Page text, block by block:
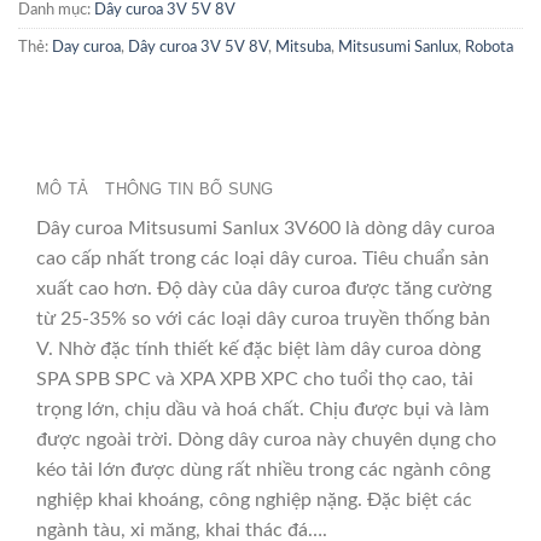
Danh mục: Dây curoa 3V 5V 8V
Thẻ: Day curoa, Dây curoa 3V 5V 8V, Mitsuba, Mitsusumi Sanlux, Robota
MÔ TẢ THÔNG TIN BỔ SUNG
Dây curoa Mitsusumi Sanlux 3V600 là dòng dây curoa
cao cấp nhất trong các loại dây curoa. Tiêu chuẩn sản
xuất cao hơn. Độ dày của dây curoa được tăng cường
từ 25-35% so với các loại dây curoa truyền thống bản
V. Nhờ đặc tính thiết kế đặc biệt làm dây curoa dòng
SPA SPB SPC và XPA XPB XPC cho tuổi thọ cao, tải
trọng lớn, chịu dầu và hoá chất. Chịu được bụi và làm
được ngoài trời. Dòng dây curoa này chuyên dụng cho
kéo tải lớn được dùng rất nhiều trong các ngành công
nghiệp khai khoáng, công nghiệp nặng. Đặc biệt các
ngành tàu, xi măng, khai thác đá….